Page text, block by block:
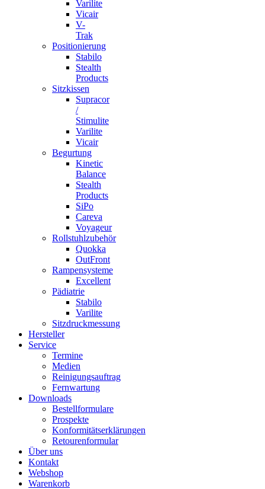
Varilite
Vicair
V-
Trak
Positionierung
Stabilo
Stealth
Products
Sitzkissen
Supracor
/
Stimulite
Varilite
Vicair
Begurtung
Kinetic
Balance
Stealth
Products
SiPo
Careva
Voyageur
Rollstuhlzubehör
Quokka
OutFront
Rampensysteme
Excellent
Pädiatrie
Stabilo
Varilite
Sitzdruckmessung
Hersteller
Service
Termine
Medien
Reinigungsauftrag
Fernwartung
Downloads
Bestellformulare
Prospekte
Konformitätserklärungen
Retourenformular
Über uns
Kontakt
Webshop
Warenkorb